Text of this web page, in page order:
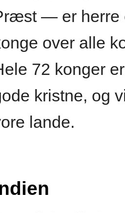
— er herre
over alle
72 konger
kristne, og
lande.